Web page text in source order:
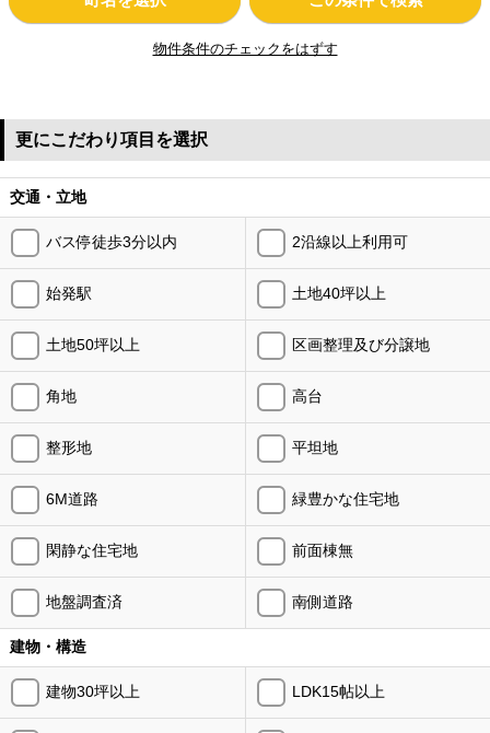
物件条件のチェックをはずす
更にこだわり項目を選択
交通・立地
バス停徒歩3分以内 2沿線以上利用可
始発駅 土地40坪以上
土地50坪以上 区画整理及び分譲地
角地 高台
整形地 平坦地
6M道路 緑豊かな住宅地
閑静な住宅地 前面棟無
地盤調査済 南側道路
建物・構造
建物30坪以上 LDK15帖以上